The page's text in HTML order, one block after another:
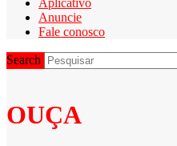
Anuncie
Fale conosco
Search
OUÇA